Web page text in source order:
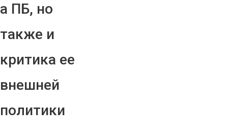
а ПБ, но
также и
критика ее
внешней
политики